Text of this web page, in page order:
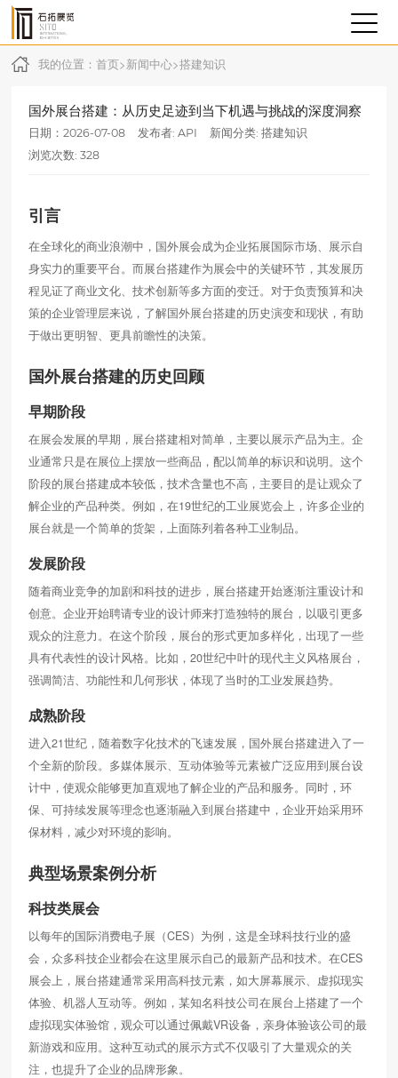
我的位置： 首页>新闻中心>搭建知识
国外展台搭建：从历史足迹到当下机遇与挑战的深度洞察
日期：2026-07-08 发布者: API 新闻分类: 搭建知识
浏览次数: 328
引言
在全球化的商业浪潮中，国外展会成为企业拓展国际市场、展示自
身实力的重要平台。而展台搭建作为展会中的关键环节，其发展历
程见证了商业文化、技术创新等多方面的变迁。对于负责预算和决
策的企业管理层来说，了解国外展台搭建的历史演变和现状，有助
于做出更明智、更具前瞻性的决策。
国外展台搭建的历史回顾
早期阶段
在展会发展的早期，展台搭建相对简单，主要以展示产品为主。企
业通常只是在展位上摆放一些商品，配以简单的标识和说明。这个
阶段的展台搭建成本较低，技术含量也不高，主要目的是让观众了
解企业的产品种类。例如，在19世纪的工业展览会上，许多企业的
展台就是一个简单的货架，上面陈列着各种工业制品。
发展阶段
随着商业竞争的加剧和科技的进步，展台搭建开始逐渐注重设计和
创意。企业开始聘请专业的设计师来打造独特的展台，以吸引更多
观众的注意力。在这个阶段，展台的形式更加多样化，出现了一些
具有代表性的设计风格。比如，20世纪中叶的现代主义风格展台，
强调简洁、功能性和几何形状，体现了当时的工业发展趋势。
成熟阶段
进入21世纪，随着数字化技术的飞速发展，国外展台搭建进入了一
个全新的阶段。多媒体展示、互动体验等元素被广泛应用到展台设
计中，使观众能够更加直观地了解企业的产品和服务。同时，环
保、可持续发展等理念也逐渐融入到展台搭建中，企业开始采用环
保材料，减少对环境的影响。
典型场景案例分析
科技类展会
以每年的国际消费电子展（CES）为例，这是全球科技行业的盛
会，众多科技企业都会在这里展示自己的最新产品和技术。在CES
展会上，展台搭建通常采用高科技元素，如大屏幕展示、虚拟现实
体验、机器人互动等。例如，某知名科技公司在展台上搭建了一个
虚拟现实体验馆，观众可以通过佩戴VR设备，亲身体验该公司的最
新游戏和应用。这种互动式的展示方式不仅吸引了大量观众的关
注，也提升了企业的品牌形象。